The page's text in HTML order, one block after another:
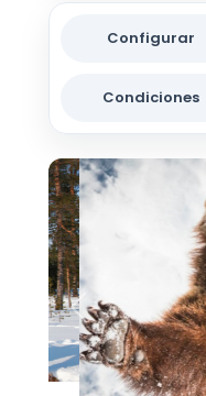
Configurar
Condiciones